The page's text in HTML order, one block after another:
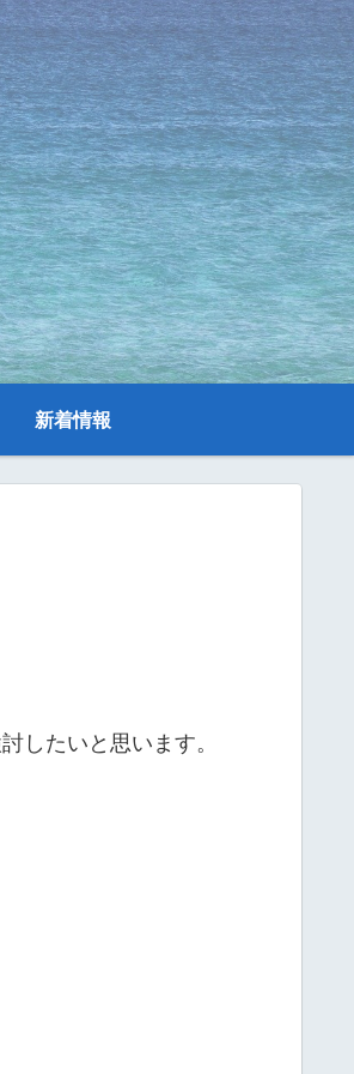
新着情報
したいと思います。